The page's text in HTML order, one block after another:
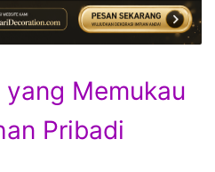
Memukau
Pribadi